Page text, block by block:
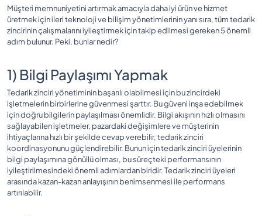
Müşteri memnuniyetini artırmak amacıyla daha iyi ürün ve hizmet
üretmek için ileri teknoloji ve bilişim yönetimlerinin yanı sıra, tüm tedarik
zincirinin çalışmalarını iyileştirmek için takip edilmesi gereken 5 önemli
adım bulunur. Peki, bunlar nedir?
1) Bilgi Paylaşımı Yapmak
Tedarik zinciri yönetiminin başarılı olabilmesi için bu zincirdeki
işletmelerin birbirlerine güvenmesi şarttır. Bu güveni inşa edebilmek
için doğru bilgilerin paylaşılması önemlidir. Bilgi akışının hızlı olmasını
sağlayabilen işletmeler, pazardaki değişimlere ve müşterinin
ihtiyaçlarına hızlı bir şekilde cevap verebilir, tedarik zinciri
koordinasyonunu güçlendirebilir. Bunun için tedarik zinciri üyelerinin
bilgi paylaşımına gönüllü olması, bu süreçteki performansının
iyileştirilmesindeki önemli adımlardan biridir. Tedarik zinciri üyeleri
arasında kazan-kazan anlayışının benimsenmesi ile performans
artırılabilir.